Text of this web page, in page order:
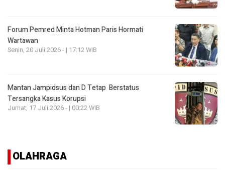
Forum Pemred Minta Hotman Paris Hormati
Wartawan
Senin, 20 Juli 2026 - | 17:12 WIB
Mantan Jampidsus dan D Tetap Berstatus
Tersangka Kasus Korupsi
Jumat, 17 Juli 2026 - | 00:22 WIB
OLAHRAGA